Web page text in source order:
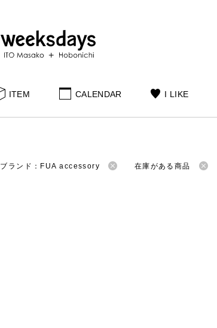
ITEM CALENDAR I LIKE
ブランド：FUA accessory 在庫がある商品